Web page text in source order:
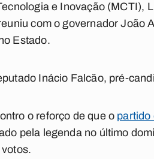
e Inovação (MCTI),
com o governador João
Estado.
Inácio Falcão, pré-
o reforço de que o partido
pela legenda no último